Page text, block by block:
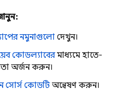
নমুনাগুলোদেখুন।
কোডল্যাবেরমাধ্যমে হাতে-
অর্জন করুন।
সোর্স কোডটিঅন্বেষণ করুন।